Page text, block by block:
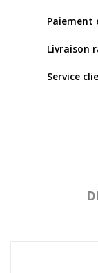
Paiement
Livraison
Service